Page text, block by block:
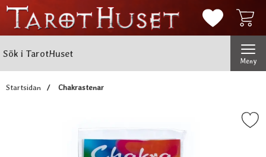
Mina
Meny
Startsidan Chakrastenar
Markera